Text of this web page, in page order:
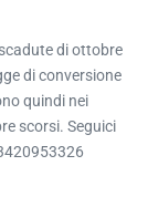
di ottobre
di conversione
quindi nei
scorsi. Seguici